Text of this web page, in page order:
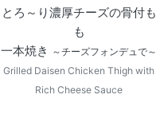
とろ～り濃厚チーズの骨付も
も
一本焼き ～チーズフォンデュで～
Grilled Daisen Chicken Thigh with
Rich Cheese Sauce